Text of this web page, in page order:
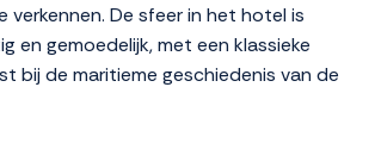
verkennen. De sfeer in het hotel is
en gemoedelijk, met een klassieke
bij de maritieme geschiedenis van de